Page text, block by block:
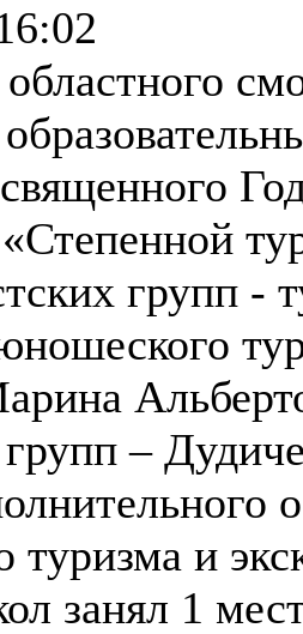
групп -
групп –
туризма и
занял 1